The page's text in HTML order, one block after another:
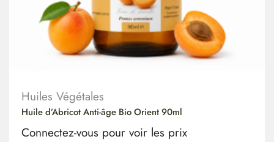
Huiles Végétales
Huile d’Abricot Anti-âge Bio Orient 90ml
Connectez-vous pour voir les prix